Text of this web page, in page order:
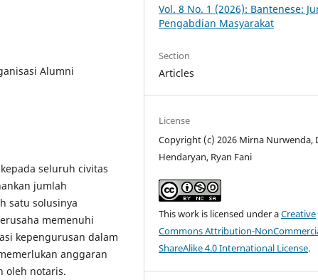
Alumni
seluruh civitas
jumlah
satu solusinya
memenuhi
kepengurusan dalam
anggaran
oleh notaris.
Vol. 8 No. 1 (2026): Bantenese:
Pengabdian Masyarakat
Section
Articles
License
Copyright (c) 2026 Mirna Nurwenda,
Hendaryan, Ryan Fani
This work is licensed under aCreative
Commons Attribution-
ShareAlike 4.0 International License.